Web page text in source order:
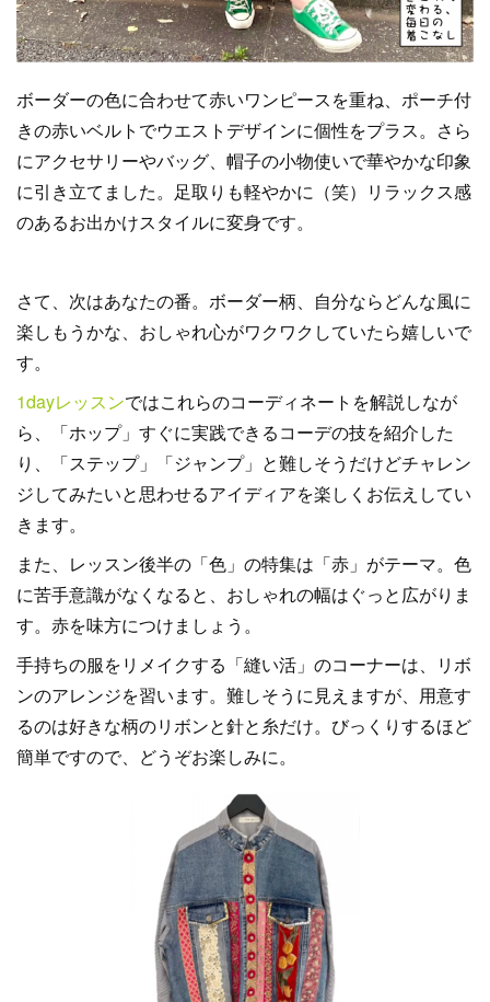
ボーダーの色に合わせて赤いワンピースを重ね、ポーチ付
きの赤いベルトでウエストデザインに個性をプラス。さら
にアクセサリーやバッグ、帽子の小物使いで華やかな印象
に引き立てました。足取りも軽やかに（笑）リラックス感
のあるお出かけスタイルに変身です。
さて、次はあなたの番。ボーダー柄、自分ならどんな風に
楽しもうかな、おしゃれ心がワクワクしていたら嬉しいで
す。
1dayレッスンではこれらのコーディネートを解説しなが
ら、「ホップ」すぐに実践できるコーデの技を紹介した
り、「ステップ」「ジャンプ」と難しそうだけどチャレン
ジしてみたいと思わせるアイディアを楽しくお伝えしてい
きます。
また、レッスン後半の「色」の特集は「赤」がテーマ。色
に苦手意識がなくなると、おしゃれの幅はぐっと広がりま
す。赤を味方につけましょう。
手持ちの服をリメイクする「縫い活」のコーナーは、リボ
ンのアレンジを習います。難しそうに見えますが、用意す
るのは好きな柄のリボンと針と糸だけ。びっくりするほど
簡単ですので、どうぞお楽しみに。